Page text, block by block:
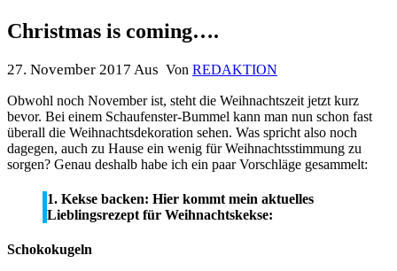
Christmas is coming….
27. November 2017 Aus Von REDAKTION
Obwohl noch November ist, steht die Weihnachtszeit jetzt kurz
bevor. Bei einem Schaufenster-Bummel kann man nun schon fast
überall die Weihnachtsdekoration sehen. Was spricht also noch
dagegen, auch zu Hause ein wenig für Weihnachtsstimmung zu
sorgen? Genau deshalb habe ich ein paar Vorschläge gesammelt:
1. Kekse backen: Hier kommt mein aktuelles
Lieblingsrezept für Weihnachtskekse:
Schokokugeln